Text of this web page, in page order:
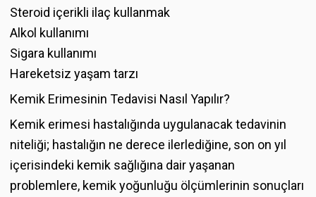
Steroid içerikli ilaç kullanmak
Alkol kullanımı
Sigara kullanımı
Hareketsiz yaşam tarzı
Kemik Erimesinin Tedavisi Nasıl Yapılır?
Kemik erimesi hastalığında uygulanacak tedavinin
niteliği; hastalığın ne derece ilerlediğine, son on yıl
içerisindeki kemik sağlığına dair yaşanan
problemlere, kemik yoğunluğu ölçümlerinin sonuçları